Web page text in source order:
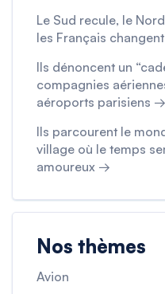
Le Sud recule, le
les Français
Ils dénoncent un
compagnies
aéroports parisiens →
Ils parcourent le
village où le temps
amoureux →
Nos thèmes
Avion